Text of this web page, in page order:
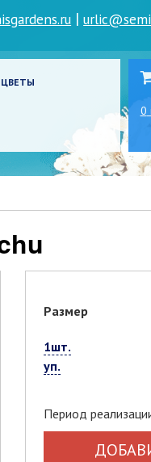
|
ЦВЕТЫ
0
Размер
1шт.
уп.
Период